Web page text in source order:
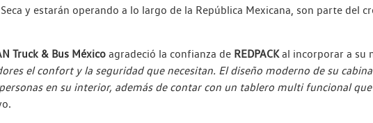
y estarán operando a lo largo de la República Mexicana, son parte del
Truck & Bus México agradeció la confianza de REDPACKal incorporar a su
el confort y la seguridad que necesitan. El diseño moderno de su
en su interior, además de contar con un tablero multi funcional